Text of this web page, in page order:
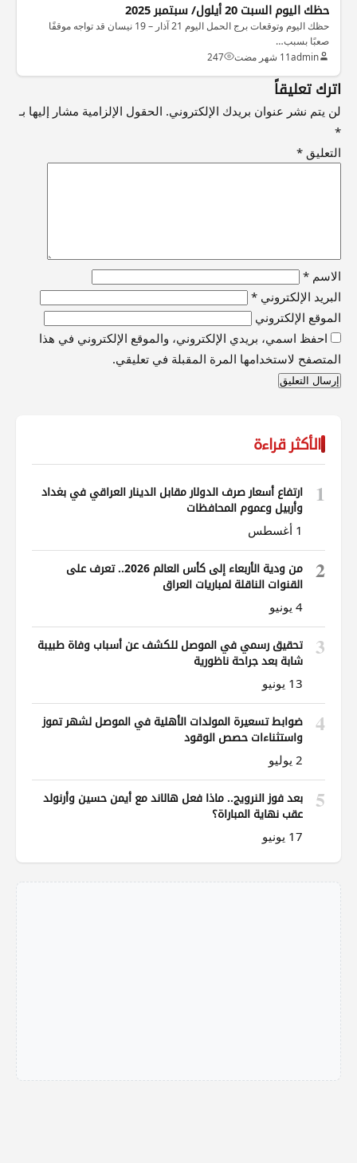
حظك اليوم السبت 20 أيلول/ سبتمبر 2025‎‎‎
حظك اليوم وتوقعات برج الحمل اليوم 21 آذار – 19 نيسان قد تواجه موقفًا
صعبًا بسبب…
admin11 شهر مضت 247
اترك تعليقاً
لن يتم نشر عنوان بريدك الإلكتروني. الحقول الإلزامية مشار إليها بـ
*
التعليق *
الاسم *
البريد الإلكتروني *
الموقع الإلكتروني
احفظ اسمي، بريدي الإلكتروني، والموقع الإلكتروني في هذا
المتصفح لاستخدامها المرة المقبلة في تعليقي.
الأكثر قراءة
1
ارتفاع أسعار صرف الدولار مقابل الدينار العراقي في بغداد
وأربيل وعموم المحافظات
1 أغسطس
2
من ودية الأربعاء إلى كأس العالم 2026.. تعرف على
القنوات الناقلة لمباريات العراق
4 يونيو
3
تحقيق رسمي في الموصل للكشف عن أسباب وفاة طبيبة
شابة بعد جراحة ناظورية
13 يونيو
4
ضوابط تسعيرة المولدات الأهلية في الموصل لشهر تموز
واستثناءات حصص الوقود
2 يوليو
5
بعد فوز النرويج.. ماذا فعل هالاند مع أيمن حسين وأرنولد
عقب نهاية المباراة؟
17 يونيو